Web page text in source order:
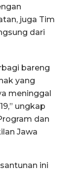
juga Tim
dari
bareng
yang
meninggal
ungkap
dan
Jawa
ini